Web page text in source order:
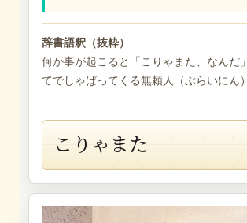
辞書語釈（抜粋）
何か事が起こると「こりゃまた、なんだ
てでしゃばってくる無頼人（ぶらいにん）
こりゃまた